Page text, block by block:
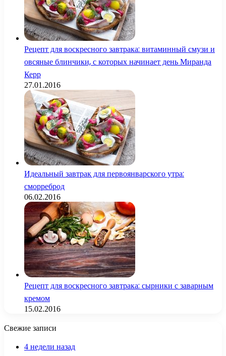
Рецепт для воскресного завтрака: витаминный смузи и
овсяные блинчики, с которых начинает день Миранда
Керр
27.01.2016
Идеальный завтрак для первоянварского утра:
сморреброд
06.02.2016
Рецепт для воскресного завтрака: сырники с заварным
кремом
15.02.2016
Свежие записи
4 недели назад